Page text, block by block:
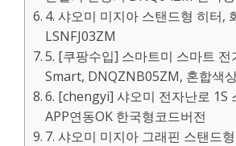
4. 샤오미 미지아 스탠드형 히터,
LSNFJ03ZM
5. [쿠팡수입] 스마트미 스마트 전
Smart, DNQZNB05ZM, 혼합색
6. [chengyi] 샤오미 전자난로 1S
APP연동OK 한국형코드버전
7. 샤오미 미지아 그래핀 스탠드